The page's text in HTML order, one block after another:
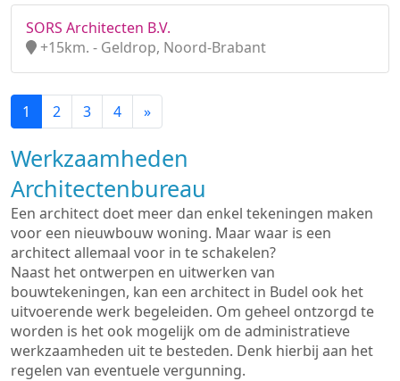
SORS Architecten B.V.
+15km. - Geldrop, Noord-Brabant
1 2 3 4 »
Werkzaamheden
Architectenbureau
Een architect doet meer dan enkel tekeningen maken
voor een nieuwbouw woning. Maar waar is een
architect allemaal voor in te schakelen?
Naast het ontwerpen en uitwerken van
bouwtekeningen, kan een architect in Budel ook het
uitvoerende werk begeleiden. Om geheel ontzorgd te
worden is het ook mogelijk om de administratieve
werkzaamheden uit te besteden. Denk hierbij aan het
regelen van eventuele vergunning.